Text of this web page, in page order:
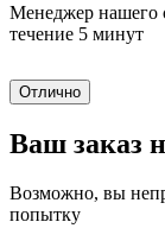
Менеджер нашего
течение 5 минут
Отлично
Ваш заказ
Возможно, вы
попытку